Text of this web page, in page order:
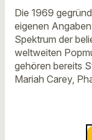
Die 1969
eigenen
Spektrum der
weltweiten
gehören bereits
Mariah Carey,